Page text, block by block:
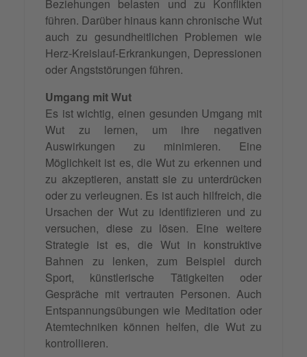
Beziehungen belasten und zu Konflikten
führen. Darüber hinaus kann chronische Wut
auch zu gesundheitlichen Problemen wie
Herz-Kreislauf-Erkrankungen, Depressionen
oder Angststörungen führen.
Umgang mit Wut
Es ist wichtig, einen gesunden Umgang mit
Wut zu lernen, um ihre negativen
Auswirkungen zu minimieren. Eine
Möglichkeit ist es, die Wut zu erkennen und
zu akzeptieren, anstatt sie zu unterdrücken
oder zu verleugnen. Es ist auch hilfreich, die
Ursachen der Wut zu identifizieren und zu
versuchen, diese zu lösen. Eine weitere
Strategie ist es, die Wut in konstruktive
Bahnen zu lenken, zum Beispiel durch
Sport, künstlerische Tätigkeiten oder
Gespräche mit vertrauten Personen. Auch
Entspannungsübungen wie Meditation oder
Atemtechniken können helfen, die Wut zu
kontrollieren.